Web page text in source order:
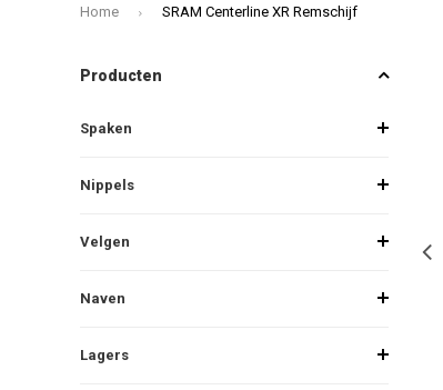
Home SRAM Centerline XR Remschijf
Producten
Spaken
Nippels
Velgen
Naven
Lagers